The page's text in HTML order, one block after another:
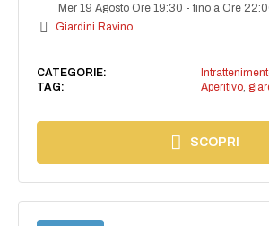
Mer 19 Agosto Ore 19:30 -fino a Ore
Giardini Ravino
CATEGORIE:
TAG:
Aperitivo,
SCOPRI